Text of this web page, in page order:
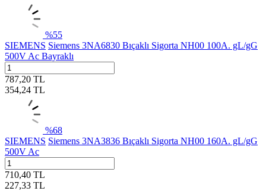
%55
SIEMENS Siemens 3NA6830 Bıçaklı Sigorta NH00 100A. gL/gG
500V Ac Bayraklı
787,20 TL
354,24 TL
%68
SIEMENS Siemens 3NA3836 Bıçaklı Sigorta NH00 160A. gL/gG
500V Ac
710,40 TL
227,33 TL